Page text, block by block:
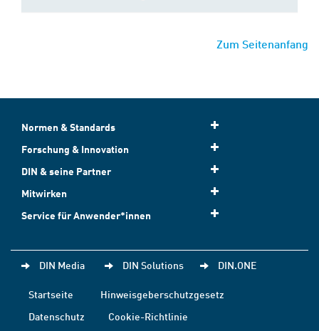
Zum Seitenanfang
Normen & Standards
Forschung & Innovation
DIN & seine Partner
Mitwirken
Service für Anwender*innen
DIN Media DIN Solutions DIN.ONE
Startseite
Hinweisgeberschutzgesetz
Datenschutz
Cookie-Richtlinie